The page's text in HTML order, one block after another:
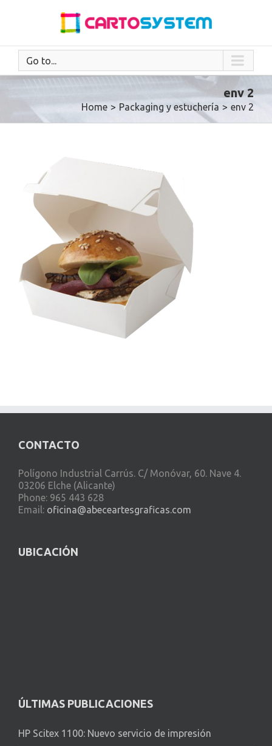
Go to...
env 2
Home > Packaging y estuchería > env 2
CONTACTO
Polígono Industrial Carrús. C/ Monóvar, 60. Nave 4.
03206 Elche (Alicante)
Phone: 965 443 628
Email: oficina@abeceartesgraficas.com
UBICACIÓN
ÚLTIMAS PUBLICACIONES
HP Scitex 1100: Nuevo servicio de impresión